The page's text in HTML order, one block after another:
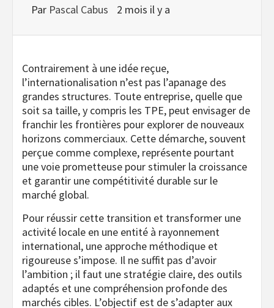
Par Pascal Cabus 2 mois il y a
Contrairement à une idée reçue,
l’internationalisation n’est pas l’apanage des
grandes structures. Toute entreprise, quelle que
soit sa taille, y compris les TPE, peut envisager de
franchir les frontières pour explorer de nouveaux
horizons commerciaux. Cette démarche, souvent
perçue comme complexe, représente pourtant
une voie prometteuse pour stimuler la croissance
et garantir une compétitivité durable sur le
marché global.
Pour réussir cette transition et transformer une
activité locale en une entité à rayonnement
international, une approche méthodique et
rigoureuse s’impose. Il ne suffit pas d’avoir
l’ambition ; il faut une stratégie claire, des outils
adaptés et une compréhension profonde des
marchés cibles. L’objectif est de s’adapter aux